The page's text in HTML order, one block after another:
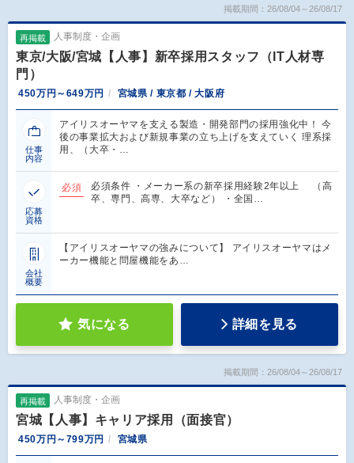
掲載期間：26/08/04～26/08/17
再掲載 人事制度・企画
東京/大阪/宮城【人事】新卒採用スタッフ（IT人材専
門）
450万円～649万円 宮城県 / 東京都 / 大阪府
仕事
内容
アイリスオーヤマを支える製造・開発部門の採用強化中！ 今
後の事業拡大および新規事業の立ち上げを支えていく 理系採
用、（大卒・…
応募
資格
必須
必須条件 ・メーカー系の新卒採用経験2年以上 （高
卒、専門、高専、大卒など） ・全国…
会社
概要
【アイリスオーヤマの強みについて】 アイリスオーヤマはメ
ーカー機能と問屋機能をあ…
気になる 詳細を見る
掲載期間：26/08/04～26/08/17
再掲載 人事制度・企画
宮城【人事】キャリア採用（面接官）
450万円～799万円 宮城県